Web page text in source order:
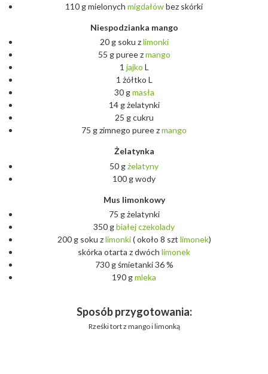
110 g mielonych migdałówbez skórki
Niespodzianka mango
20 g soku zlimonki
55 g puree zmango
1 jajko L
1 żółtko L
30 gmasła
14 g żelatynki
25 g cukru
75 g zimnego puree zmango
Żelatynka
50 gżelatyny
100 g wody
Mus limonkowy
75 g żelatynki
350 gbiałejczekolady
200 g soku zlimonki( około 8 szt limonek)
skórka otarta z dwóch limonek
730 g śmietanki 36 %
190 gmleka
Sposób przygotowania:
Rześki tort z mango i limonką